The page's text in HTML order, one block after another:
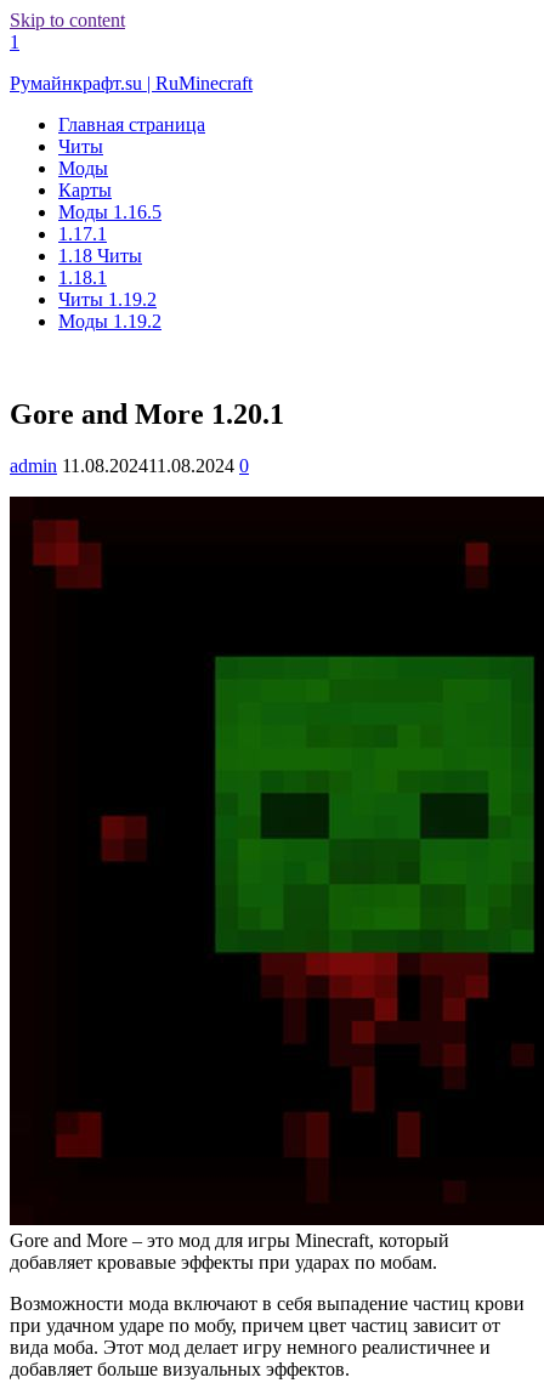
Skip to content
1
Румайнкрафт.su | RuMinecraft
Главная страница
Читы
Моды
Карты
Моды 1.16.5
1.17.1
1.18 Читы
1.18.1
Читы 1.19.2
Моды 1.19.2
Gore and More 1.20.1
admin 11.08.202411.08.2024 0
Gore and More – это мод для игры Minecraft, который
добавляет кровавые эффекты при ударах по мобам.
Возможности мода включают в себя выпадение частиц крови
при удачном ударе по мобу, причем цвет частиц зависит от
вида моба. Этот мод делает игру немного реалистичнее и
добавляет больше визуальных эффектов.